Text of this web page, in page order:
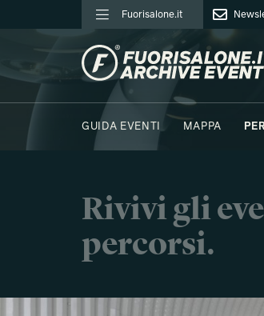
Fuorisalone.it
FUORISALONE.IT
GUIDA EVENTI
MAPPA
Rivivi gli
percorsi.